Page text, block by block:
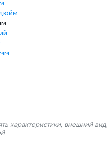
характеристики, внешний